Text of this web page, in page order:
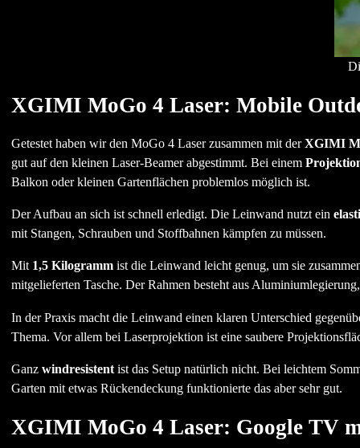
XGIMI MoGo 4 Laser: Mobile
Getestet haben wir den MoGo 4 Laser zusammen mit derXGIMI
gut auf den kleinen Laser-Beamer abgestimmt. Bei einem
Balkon oder kleinen Gartenflächen problemlos möglich ist.
Der Aufbau an sich ist schnell erledigt. Die Leinwand nutzt ein
mit Stangen, Schrauben und Stoffbahnen kämpfen zu müssen.
Mit 1,5 Kilogrammist die Leinwand leicht genug, um sie
mitgelieferten Tasche. Der Rahmen besteht aus
In der Praxis macht die Leinwand einen klaren Unterschied
Thema. Vor allem bei Laserprojektion ist eine saubere
Ganz windresistentist das Setup natürlich nicht. Bei leichtem
Garten mit etwas Rückendeckung funktionierte das aber sehr gut.
XGIMI MoGo 4 Laser: Google TV